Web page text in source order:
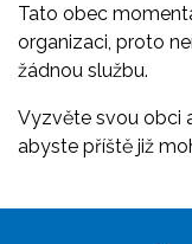
Tato obec
organizaci, proto
žádnou službu.
Vyzvěte svou obci
abyste příště již